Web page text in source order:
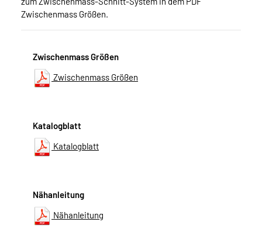
Zwischenmass Größen.
Zwischenmass Größen
Zwischenmass Größen
Katalogblatt
Katalogblatt
Nähanleitung
Nähanleitung